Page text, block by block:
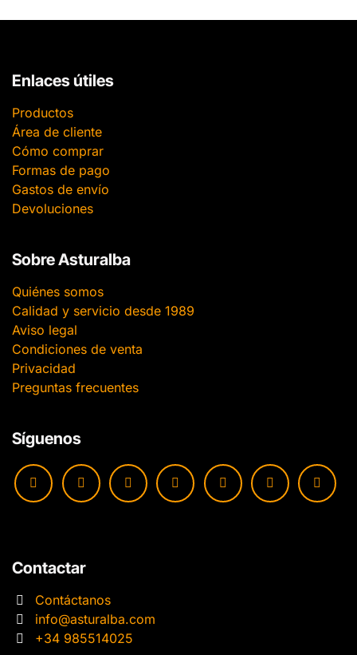
Enlaces útiles
Productos
Área de cliente
Cómo comprar
Formas de pago
Gastos de envío
Devoluciones
Sobre Asturalba
Quiénes somos
Calidad y servicio desde 1989
Aviso legal
Condiciones de venta
Privacidad
Preguntas frecuentes
Síguenos
Contactar
Contáctanos
info@asturalba.com
+34 985514025